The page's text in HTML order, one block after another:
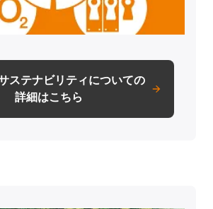
ステナビリティについての
詳細はこちら